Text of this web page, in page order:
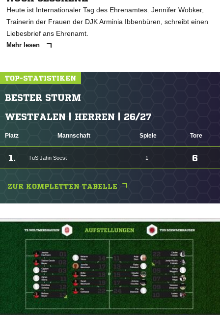
Heute ist Internationaler Tag des Ehrenamtes. Jennifer Wobker,
Trainerin der Frauen der DJK Arminia Ibbenbüren, schreibt einen
Liebesbrief ans Ehrenamt.
Mehr lesen
TOP-STATISTIKEN
BESTER STURM
WESTFALEN | HERREN | 26/27
Platz Mannschaft Spiele Tore
1. TuS Jahn Soest 1 6
ZUR KOMPLETTEN TABELLE